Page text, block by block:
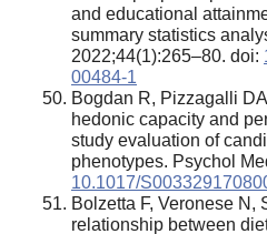
and educational
summary statistics
2022;44(1):265–80. doi:
00484-1
Bogdan R, Pizzagalli
hedonic capacity and
study evaluation of
phenotypes. Psychol
10.1017/
Bolzetta F, Veronese N,
relationship between